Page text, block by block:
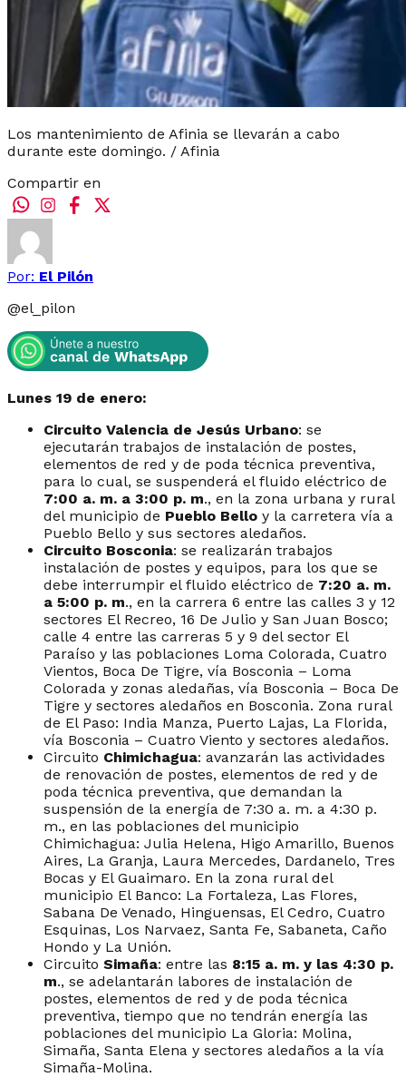
Los mantenimiento de Afinia se llevarán a cabo
durante este domingo. / Afinia
Compartir en
Por: El Pilón
@el_pilon
Lunes 19 de enero:
Circuito Valencia de Jesús Urbano: se
ejecutarán trabajos de instalación de postes,
elementos de red y de poda técnica preventiva,
para lo cual, se suspenderá el fluido eléctrico de
7:00 a. m. a 3:00 p. m., en la zona urbana y rural
del municipio de Pueblo Bello y la carretera vía a
Pueblo Bello y sus sectores aledaños.
Circuito Bosconia: se realizarán trabajos
instalación de postes y equipos, para los que se
debe interrumpir el fluido eléctrico de 7:20 a. m.
a 5:00 p. m., en la carrera 6 entre las calles 3 y 12
sectores El Recreo, 16 De Julio y San Juan Bosco;
calle 4 entre las carreras 5 y 9 del sector El
Paraíso y las poblaciones Loma Colorada, Cuatro
Vientos, Boca De Tigre, vía Bosconia – Loma
Colorada y zonas aledañas, vía Bosconia – Boca De
Tigre y sectores aledaños en Bosconia. Zona rural
de El Paso: India Manza, Puerto Lajas, La Florida,
vía Bosconia – Cuatro Viento y sectores aledaños.
Circuito Chimichagua: avanzarán las actividades
de renovación de postes, elementos de red y de
poda técnica preventiva, que demandan la
suspensión de la energía de 7:30 a. m. a 4:30 p.
m., en las poblaciones del municipio
Chimichagua: Julia Helena, Higo Amarillo, Buenos
Aires, La Granja, Laura Mercedes, Dardanelo, Tres
Bocas y El Guaimaro. En la zona rural del
municipio El Banco: La Fortaleza, Las Flores,
Sabana De Venado, Hinguensas, El Cedro, Cuatro
Esquinas, Los Narvaez, Santa Fe, Sabaneta, Caño
Hondo y La Unión.
Circuito Simaña: entre las 8:15 a. m. y las 4:30 p.
m., se adelantarán labores de instalación de
postes, elementos de red y de poda técnica
preventiva, tiempo que no tendrán energía las
poblaciones del municipio La Gloria: Molina,
Simaña, Santa Elena y sectores aledaños a la vía
Simaña-Molina.